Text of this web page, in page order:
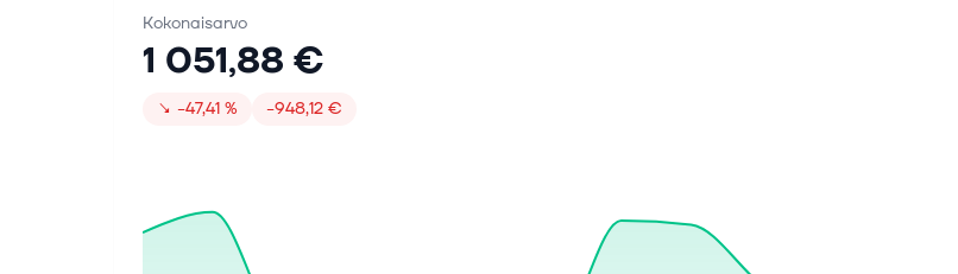
Kokonaisarvo
1 051,88 €
↘ −47,41 % −948,12 €